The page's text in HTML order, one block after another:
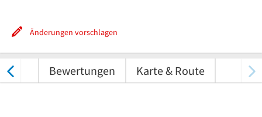
Änderungen vorschlagen
Bewertungen Karte & Route